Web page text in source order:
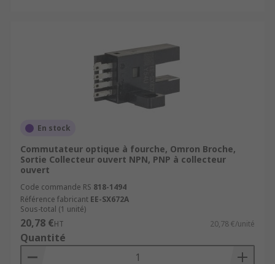
En stock
Commutateur optique à fourche, Omron Broche,
Sortie Collecteur ouvert NPN, PNP à collecteur
ouvert
Code commande RS 818-1494
Référence fabricant EE-SX672A
Sous-total (1 unité)
20,78 €HT 20,78 €/unité
Quantité